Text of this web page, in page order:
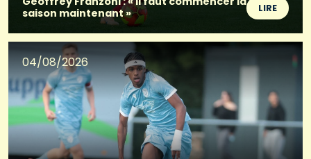
saison maintenant »
LIRE
04/08/2026